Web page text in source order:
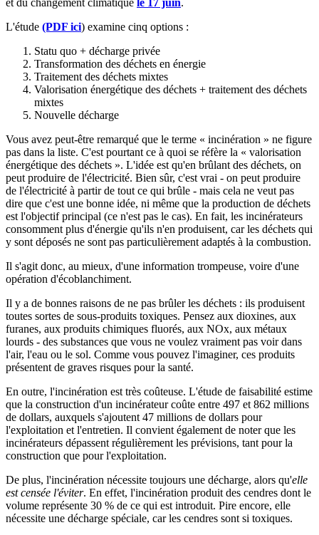
L'étude (PDF ici) examine cinq options :
Statu quo + décharge privée
Transformation des déchets en énergie
Traitement des déchets mixtes
Valorisation énergétique des déchets + traitement des déchets
mixtes
Nouvelle décharge
Vous avez peut-être remarqué que le terme « incinération » ne figure
pas dans la liste. C'est pourtant ce à quoi se réfère la « valorisation
énergétique des déchets ». L'idée est qu'en brûlant des déchets, on
peut produire de l'électricité. Bien sûr, c'est vrai - on peut produire
de l'électricité à partir de tout ce qui brûle - mais cela ne veut pas
dire que c'est une bonne idée, ni même que la production de déchets
est l'objectif principal (ce n'est pas le cas). En fait, les incinérateurs
consomment plus d'énergie qu'ils n'en produisent, car les déchets qui
y sont déposés ne sont pas particulièrement adaptés à la combustion.
Il s'agit donc, au mieux, d'une information trompeuse, voire d'une
opération d'écoblanchiment.
Il y a de bonnes raisons de ne pas brûler les déchets : ils produisent
toutes sortes de sous-produits toxiques. Pensez aux dioxines, aux
furanes, aux produits chimiques fluorés, aux NOx, aux métaux
lourds - des substances que vous ne voulez vraiment pas voir dans
l'air, l'eau ou le sol. Comme vous pouvez l'imaginer, ces produits
présentent de graves risques pour la santé.
En outre, l'incinération est très coûteuse. L'étude de faisabilité estime
que la construction d'un incinérateur coûte entre 497 et 862 millions
de dollars, auxquels s'ajoutent 47 millions de dollars pour
l'exploitation et l'entretien. Il convient également de noter que les
incinérateurs dépassent régulièrement les prévisions, tant pour la
construction que pour l'exploitation.
De plus, l'incinération nécessite toujours une décharge, alors qu'elle
est censée l'éviter. En effet, l'incinération produit des cendres dont le
volume représente 30 % de ce qui est introduit. Pire encore, elle
nécessite une décharge spéciale, car les cendres sont si toxiques.